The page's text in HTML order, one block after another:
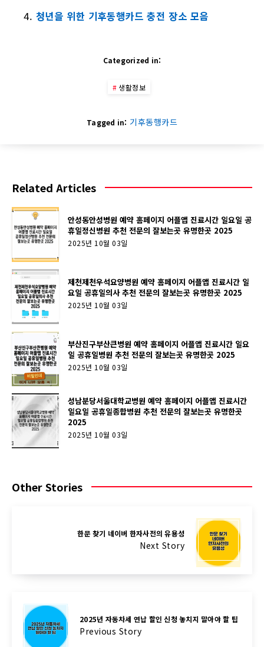
청년을 위한 기후동행카드 충전 장소 모음
Categorized in:
생활정보
Tagged in: 기후동행카드
Related Articles
안성동안성병원 예약 홈페이지 어플앱 진료시간 일요일 공
휴일정신병원 추천 전문의 잘보는곳 유명한곳 2025
2025년 10월 03일
제천제천우석요양병원 예약 홈페이지 어플앱 진료시간 일
요일 공휴일의사 추천 전문의 잘보는곳 유명한곳 2025
2025년 10월 03일
부산진구부산큰병원 예약 홈페이지 어플앱 진료시간 일요
일 공휴일병원 추천 전문의 잘보는곳 유명한곳 2025
2025년 10월 03일
성남분당서울대학교병원 예약 홈페이지 어플앱 진료시간
일요일 공휴일종합병원 추천 전문의 잘보는곳 유명한곳
2025
2025년 10월 03일
Other Stories
한문 찾기 네이버 한자사전의 유용성
Next Story
2025년 자동차세 연납 할인 신청 놓치지 말아야 할 팁
Previous Story